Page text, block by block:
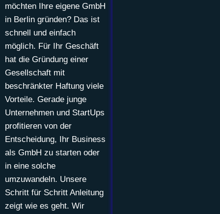
möchten Ihre eigene GmbH
in Berlin gründen? Das ist
schnell und einfach
möglich. Für Ihr Geschäft
hat die Gründung einer
Gesellschaft mit
beschränkter Haftung viele
Vorteile. Gerade junge
Unternehmen und StartUps
profitieren von der
Entscheidung, Ihr Business
als GmbH zu starten oder
in eine solche
umzuwandeln. Unsere
Schritt für Schritt Anleitung
zeigt wie es geht. Wir